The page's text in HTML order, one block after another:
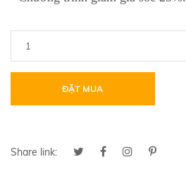
ĐẶT MUA
Share link: